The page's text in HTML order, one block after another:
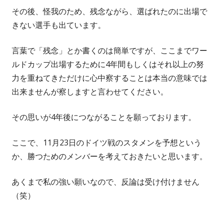
その後、怪我のため、残念ながら、選ばれたのに出場で
きない選手も出ています。
言葉で「残念」とか書くのは簡単ですが、ここまでワー
ルドカップ出場するために4年間もしくはそれ以上の努
力を重ねてきただけに心中察することは本当の意味では
出来ませんが察しますと言わせてください。
その思いが4年後につながることを願っております。
ここで、11月23日のドイツ戦のスタメンを予想という
か、勝つためのメンバーを考えておきたいと思います。
あくまで私の強い願いなので、反論は受け付けません
（笑）